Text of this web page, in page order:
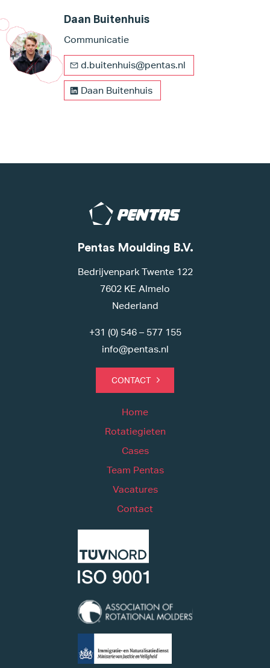
Daan Buitenhuis
Communicatie
d.buitenhuis@pentas.nl
Daan Buitenhuis
Pentas Moulding B.V.
Bedrijvenpark Twente 122
7602 KE Almelo
Nederland
+31 (0) 546 – 577 155
info@pentas.nl
CONTACT
Home
Rotatiegieten
Cases
Team Pentas
Vacatures
Contact